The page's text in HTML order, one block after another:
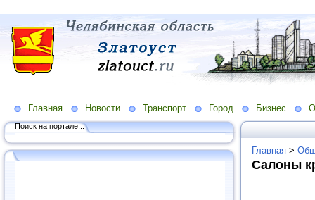
Главная Новости Транспорт Город Бизнес
Поиск на портале...
Главная >
Салоны